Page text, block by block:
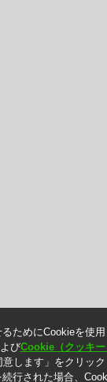
ためにCookieを使
びCookie（クッキ
します」をクリッ
行された場合、